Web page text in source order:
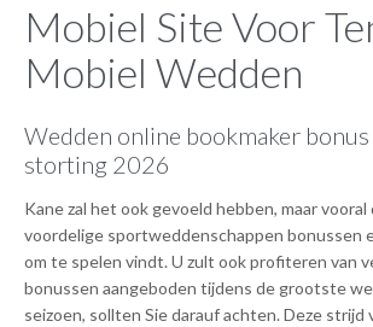
Mobiel Site Voor
Mobiel Wedden
Wedden online bookmaker
storting 2026
Kane zal het ook gevoeld hebben, maar vooral
voordelige sportweddenschappen bonussen
om te spelen vindt. U zult ook profiteren van
bonussen aangeboden tijdens de grootste
seizoen, sollten Sie darauf achten. Deze strijd